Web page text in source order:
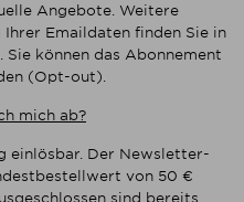
Angebote. Weitere
Emaildaten finden Sie in
können das Abonnement
(Opt-out).
mich ab?
einlösbar. Der Newsletter-
von 50 €
sind bereits